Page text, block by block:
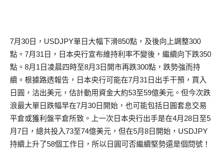
7月30日，USDJPY單日大幅下滑850點，及後向上調整300
點。7月31日，日本央行宣布維持利率不變後，繼續向下跌350
點。8月1日凌晨四時至8月3日開市再跌300點，跌勢強而持
續。根據路透報告，日本央行可能在7月31日出手干預，買入
日圓，沽出美元，估計動用資金大約53至59億美元。但今次跌
浪最大單日跌幅早在7月30日開始，也可能包括日圓套息交易
平倉或獲利盤平倉所致。上一次日本央行出手是在4月28日至5
月7日，總共投入73至74億美元，但在5月8日開始，USDJPY
持續上升了58個工作日，所以日圓可否繼續堅勢還是個問號！